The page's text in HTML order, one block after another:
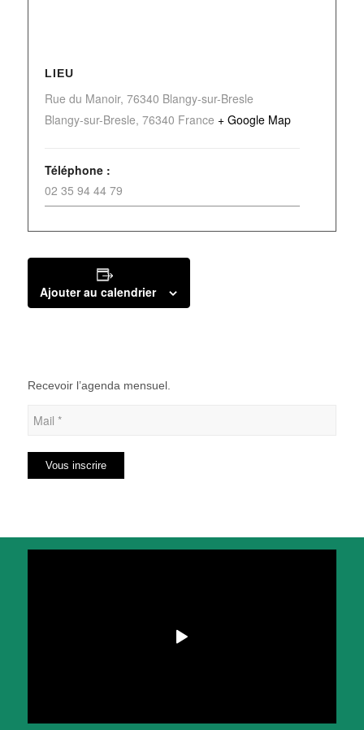
LIEU
Rue du Manoir, 76340 Blangy-sur-Bresle
Blangy-sur-Bresle, 76340 France + Google Map
Téléphone :
02 35 94 44 79
Ajouter au calendrier
Recevoir l’agenda mensuel.